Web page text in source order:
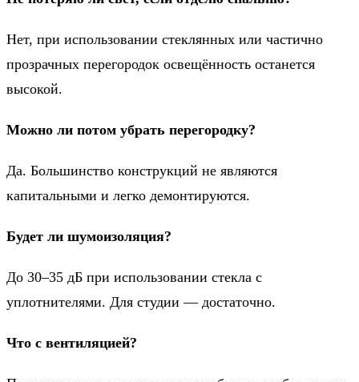
Нет, при использовании стеклянных или частично
прозрачных перегородок освещённость останется
высокой.
Можно ли потом убрать перегородку?
Да. Большинство конструкций не являются
капитальными и легко демонтируются.
Будет ли шумоизоляция?
До 30–35 дБ при использовании стекла с
уплотнителями. Для студии — достаточно.
Что с вентиляцией?